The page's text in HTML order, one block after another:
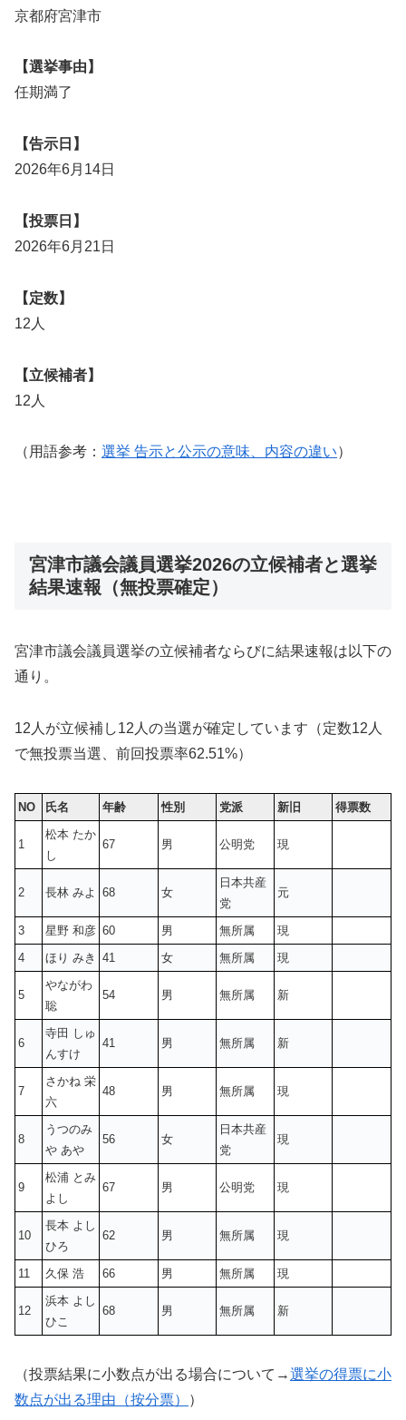
京都府宮津市
【選挙事由】
任期満了
【告示日】
2026年6月14日
【投票日】
2026年6月21日
【定数】
12人
【立候補者】
12人
（用語参考： 選挙 告示と公示の意味、内容の違い）
宮津市議会議員選挙2026の立候補者と選挙
結果速報（無投票確定）
宮津市議会議員選挙の立候補者ならびに結果速報は以下の
通り。
12人が立候補し12人の当選が確定しています（定数12人
で無投票当選、前回投票率62.51%）
NO 氏名 年齢 性別 党派 新旧 得票数
1
松本 たか
し
67 男 公明党 現
2 長林 みよ 68 女
日本共産
党
元
3 星野 和彦 60 男 無所属
現
4
ほり みき 41 女 無所属 現
5
やながわ
聡
54 男 無所属 新
6
寺田 しゅ
んすけ
41 男 無所属 新
7
さかね 栄
六
48 男 無所属 現
8
うつのみ
や あや
56 女
日本共産
党
現
9
松浦 とみ
よし
67 男 公明党 現
10
長本 よし
ひろ
62 男 無所属 現
11 久保 浩 66 男 無所属 現
12
浜本 よし
ひこ
68 男 無所属 新
（投票結果に小数点が出る場合について→選挙の得票に小
数点が出る理由（按分票）
）